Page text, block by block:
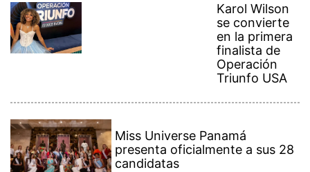
Karol Wilson
se convierte
en la primera
finalista de
Operación
Triunfo USA
Miss Universe Panamá
presenta oficialmente a sus 28
candidatas